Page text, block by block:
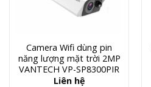
Camera Wifi dùng pin
năng lượng mặt trời 2MP
VANTECH VP-SP8300PIR
Liên hệ